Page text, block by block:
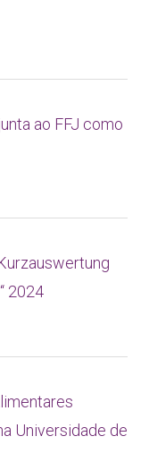
ao FFJ como
2024
Universidade de